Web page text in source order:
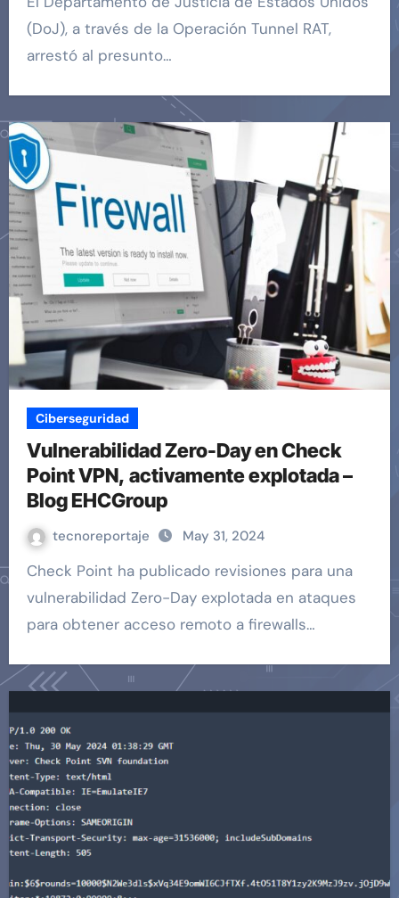
(DoJ), a través de la Operación Tunnel RAT,
arrestó al presunto…
Ciberseguridad
Vulnerabilidad Zero-Day en Check
Point VPN, activamente explotada –
Blog EHCGroup
tecnoreportaje May 31, 2024
Check Point ha publicado revisiones para una
vulnerabilidad Zero-Day explotada en ataques
para obtener acceso remoto a firewalls…